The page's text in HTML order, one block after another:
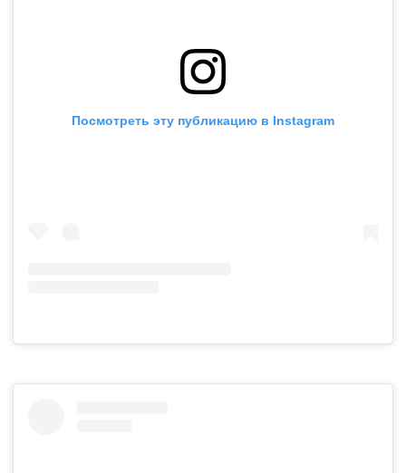
Посмотреть эту публикацию в Instagram